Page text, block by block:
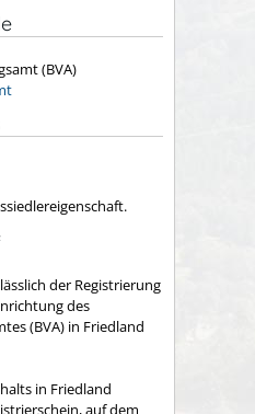
(BVA)
der Registrierung
des
(BVA) in Friedland
in Friedland
auf dem